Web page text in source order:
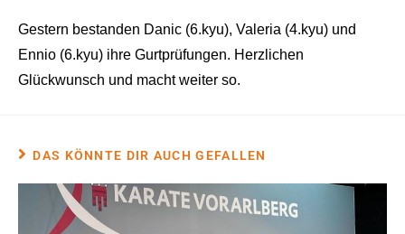
Gestern bestanden Danic (6.kyu), Valeria (4.kyu) und
Ennio (6.kyu) ihre Gurtprüfungen. Herzlichen
Glückwunsch und macht weiter so.
DAS KÖNNTE DIR AUCH GEFALLEN